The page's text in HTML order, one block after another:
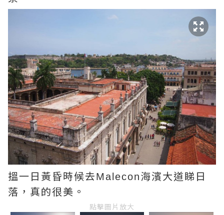
搵一日黃昏時候去Malecon海濱大道睇日
落，真的很美。
點擊圖片放大